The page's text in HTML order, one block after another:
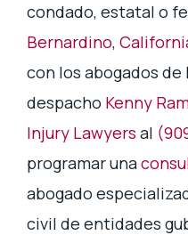
condado, estatal o
Bernardino,
con los abogados
despacho Kenny
Injury Lawyers al
programar una
abogado
civil de entidades